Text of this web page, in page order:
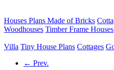
Houses Plans Made of Bricks
Woodhouses Timber Frame Houses
Villa Tiny House Plans Cottages
← Prev.